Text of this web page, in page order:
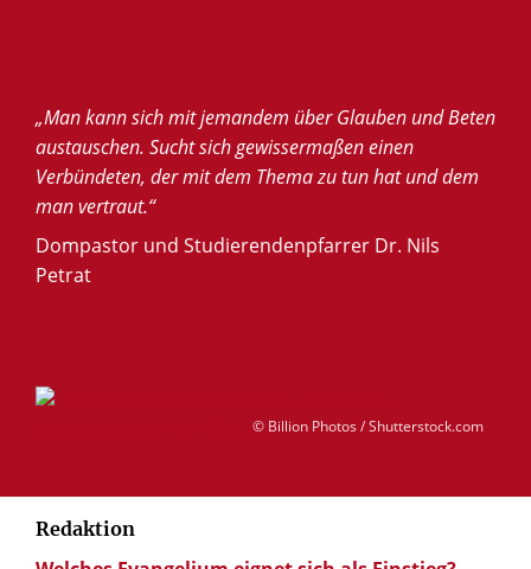
© Billion Photos / Shutterstock.com
„Man kann sich mit jemandem über Glauben und Beten
austauschen. Sucht sich gewissermaßen einen
Verbündeten, der mit dem Thema zu tun hat und dem
man vertraut.“
Dompastor und Studierendenpfarrer Dr. Nils
Petrat
Redaktion